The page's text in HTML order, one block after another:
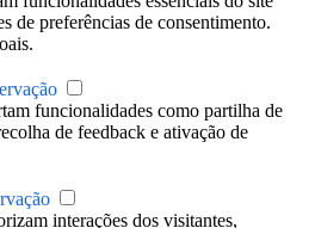
de preferências de consentimento.
funcionalidades como partilha de
de feedback e ativação de
interações dos visitantes,